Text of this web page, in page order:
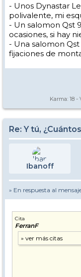
- Unos Dynastar
polivalente, mi
- Un salomon Qst
ocasiones, si hay
- Una salomon
fijaciones de
Karma: 18 -
Re: Y tú,
Ibanoff
» En respuesta al
Cita
FerranF